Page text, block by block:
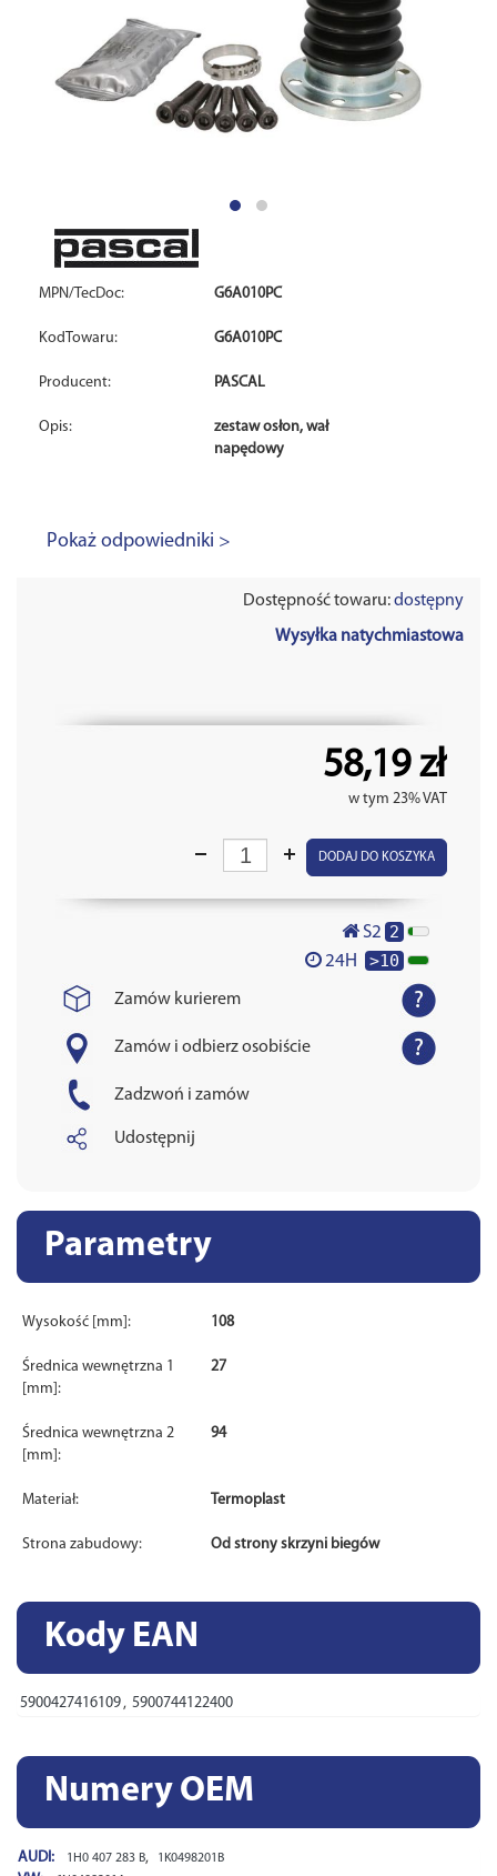
MPN/TecDoc: G6A010PC
KodTowaru: G6A010PC
Producent: PASCAL
Opis:
zestaw osłon, wał
napędowy
Pokaż odpowiedniki >
Dostępność towaru:dostępny
Wysyłka natychmiastowa
58,19 zł
w tym 23% VAT
DODAJ DO KOSZYKA
S2 2
24H >10
Zamów kurierem
Zamów i odbierz osobiście
Zadzwoń i zamów
Udostępnij
Parametry
Wysokość [mm]: 108
Średnica wewnętrzna 1
[mm]:
27
Średnica wewnętrzna 2
[mm]:
94
Materiał: Termoplast
Strona zabudowy: Od strony skrzyni biegów
Kody EAN
5900427416109 , 5900744122400
Numery OEM
AUDI: 1H0 407 283 B, 1K0498201B